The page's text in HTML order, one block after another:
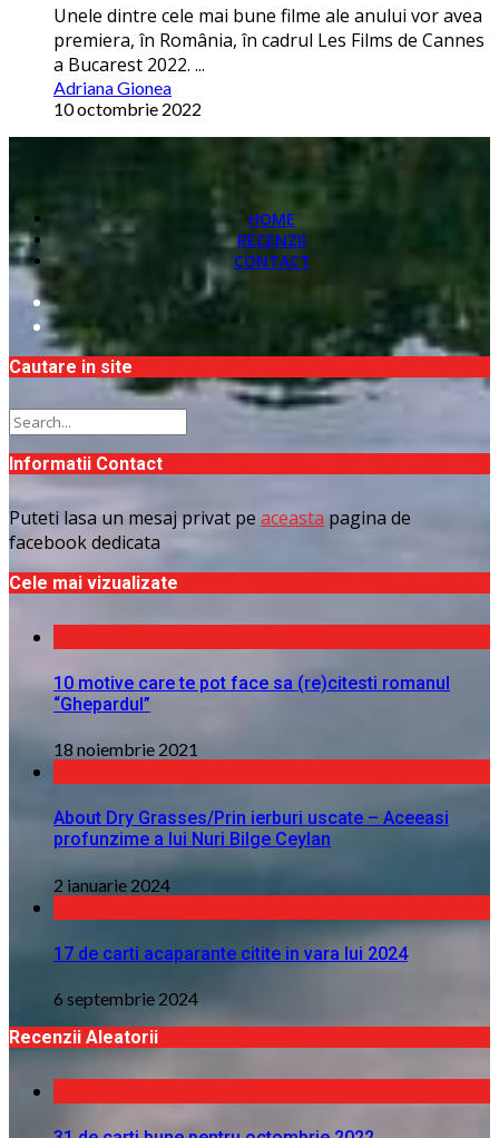
Unele dintre cele mai bune filme ale anului vor avea
premiera, în România, în cadrul Les Films de Cannes
a Bucarest 2022. ...
Adriana Gionea
10 octombrie 2022
HOME
RECENZII
CONTACT
Cautare in site
Informatii Contact
Puteti lasa un mesaj privat pe aceasta pagina de
facebook dedicata
Cele mai vizualizate
10 motive care te pot face sa (re)citesti romanul
“Ghepardul”
18 noiembrie 2021
About Dry Grasses/Prin ierburi uscate – Aceeasi
profunzime a lui Nuri Bilge Ceylan
2 ianuarie 2024
17 de carti acaparante citite in vara lui 2024
6 septembrie 2024
Recenzii Aleatorii